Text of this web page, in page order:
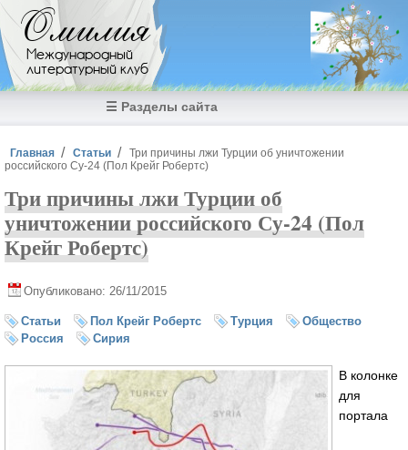
Перейти к основному содержанию
Омилия
Международный
литературный клуб
☰ Разделы сайта
Вы здесь
Главная Статьи
Три причины лжи Турции об уничтожении
российского Су-24 (Пол Крейг Робертс)
Три причины лжи Турции об
уничтожении российского Су-24 (Пол
Крейг Робертс)
Опубликовано: 26/11/2015
Статьи Пол Крейг Робертс Турция
Общество
Россия
Сирия
В колонке
для
портала